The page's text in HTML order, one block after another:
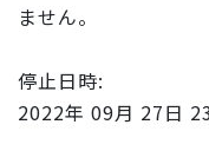
ません。
停止日時:
2022年 09月 27日